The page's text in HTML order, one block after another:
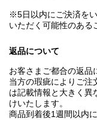
※5日以内にご決済を
いただく可能性のある
返品について
お客さまご都合の返品
当方の瑕疵によりご注
は記載情報と大きく異
けいたします。
商品到着後1週間以内